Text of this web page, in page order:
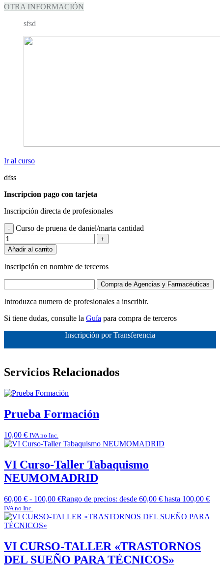
OTRA INFORMACIÓN
sfsd
Ir al curso
dfss
Inscripcion pago con tarjeta
Inscripción directa de profesionales
- Curso de pruena de daniel/marta cantidad
+
Añadir al carrito
Inscripción en nombre de terceros
Compra de Agencias y Farmacéuticas
Introduzca numero de profesionales a inscribir.
Si tiene dudas, consulte la Guía para compra de terceros
Inscripción por Transferencia
Servicios Relacionados
Prueba Formación
10,00 € IVA no Inc.
VI Curso-Taller Tabaquismo
NEUMOMADRID
60,00 € - 100,00 €Rango de precios: desde 60,00 € hasta 100,00 €
IVA no Inc.
VI CURSO-TALLER «TRASTORNOS
DEL SUEÑO PARA TÉCNICOS»